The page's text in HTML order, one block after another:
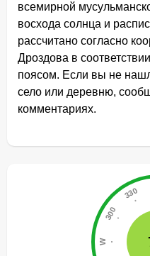
всемирной
восхода солнца и
рассчитано согласно
Дроздова в
поясом. Если вы не
село или деревню,
комментариях.